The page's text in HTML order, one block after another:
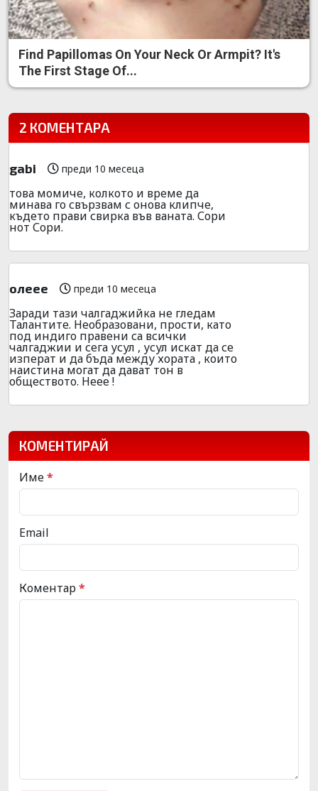
Find Papillomas On Your Neck Or Armpit? It's
The First Stage Of...
2 КОМЕНТАРА
gabi преди 10 месеца
това момиче, колкото и време да
минава го свързвам с онова клипче,
където прави свирка във ваната. Сори
нот Сори.
олеее преди 10 месеца
Заради тази чалгаджийка не гледам
Талантите. Необразовани, прости, като
под индиго правени са всички
чалгаджии и сега усул , усул искат да се
изперат и да бъда между хората , които
наистина могат да дават тон в
обществото. Неее !
КОМЕНТИРАЙ
Име*
Email
Коментар*